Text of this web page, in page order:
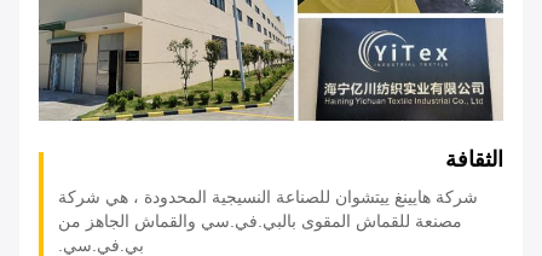
الثقافة
شركة هايينغ ييتشوان للصناعة النسيجية المحدودة ، هي شركة
مصنعة للقماش المقوى بالبي.في.سي والقماش الجاهز من
بي.في.سي.